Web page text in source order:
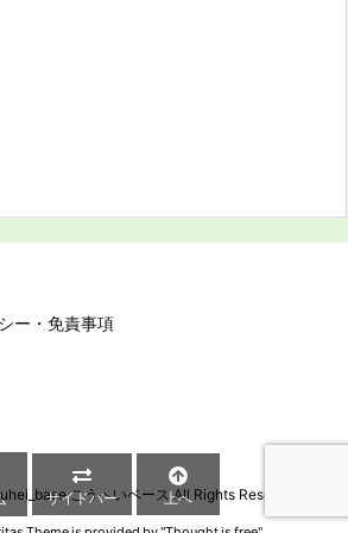
ー・免責事項
こうへいベースAll Rights Reserved.
サイドバー 上へ